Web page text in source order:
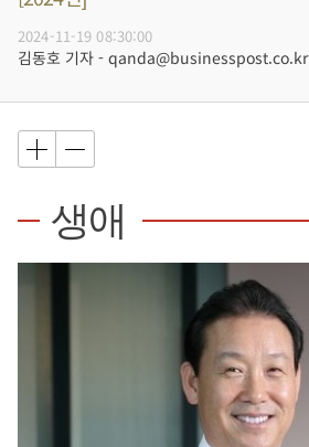
2024-11-19 08:30:00
김동호 기자 - qanda@businesspost.co.kr
생애